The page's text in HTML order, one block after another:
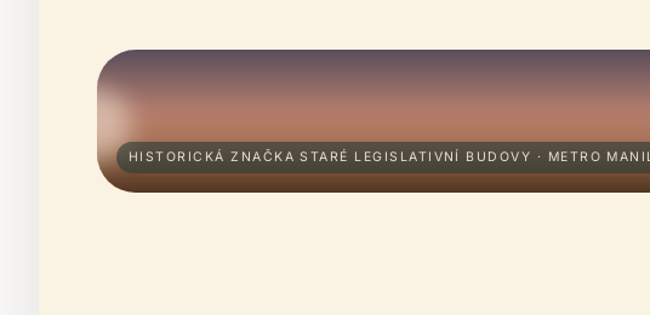
HISTORICKÁ ZNAČKA STARÉ LEGISLATIVNÍ BUDOVY · METRO